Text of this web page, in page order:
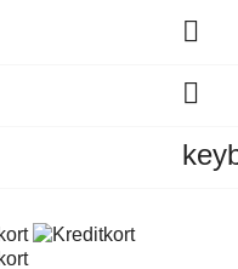

